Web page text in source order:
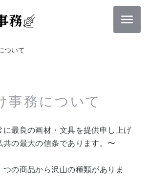
ついて
事務について
に最良の画材・文具を提供申し上げ
共の最大の信条であります。〜
つの商品から沢山の種類がありま